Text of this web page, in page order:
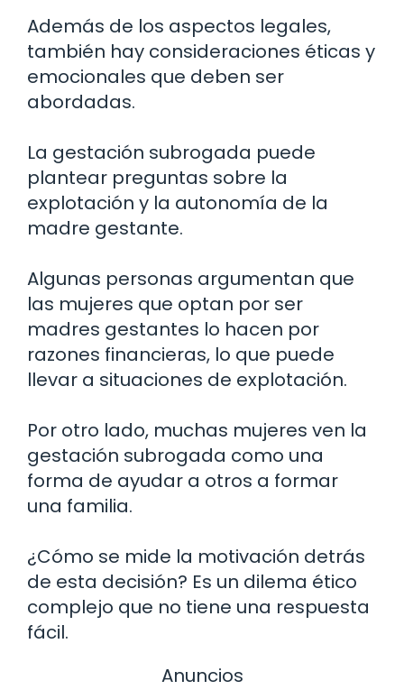
Además de los aspectos legales,
también hay consideraciones éticas y
emocionales que deben ser
abordadas.
La gestación subrogada puede
plantear preguntas sobre la
explotación y la autonomía de la
madre gestante.
Algunas personas argumentan que
las mujeres que optan por ser
madres gestantes lo hacen por
razones financieras, lo que puede
llevar a situaciones de explotación.
Por otro lado, muchas mujeres ven la
gestación subrogada como una
forma de ayudar a otros a formar
una familia.
¿Cómo se mide la motivación detrás
de esta decisión? Es un dilema ético
complejo que no tiene una respuesta
fácil.
Anuncios